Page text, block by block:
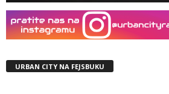
URBAN CITY NA FEJSBUKU